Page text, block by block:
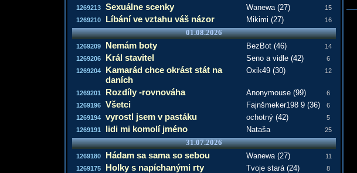
1269213
Sexuálne scenky Wanewa (27)
15
1269210
Líbání ve vztahu váš názor Mikimi (27) 16
01.08.2026
1269209 Nemám boty BezBot (46)
14
1269206
Král stavitel Seno a vidle (42)
6
1269204
Kamarád chce okrást stát na
daních
Oxik49 (30) 12
1269201 Rozdíly -rovnováha Anonymouse (99)
6
1269196
Všetci Fajnšmeker198 9 (36)
6
1269194
vyrostl jsem v pastáku ochotný (42)
5
1269191
lidi mi komolí jméno Nataša 25
31.07.2026
1269180 Hádam sa sama so sebou Wanewa (27)
11
1269175
Holky s napíchanými rty Tvoje stará (24)
8